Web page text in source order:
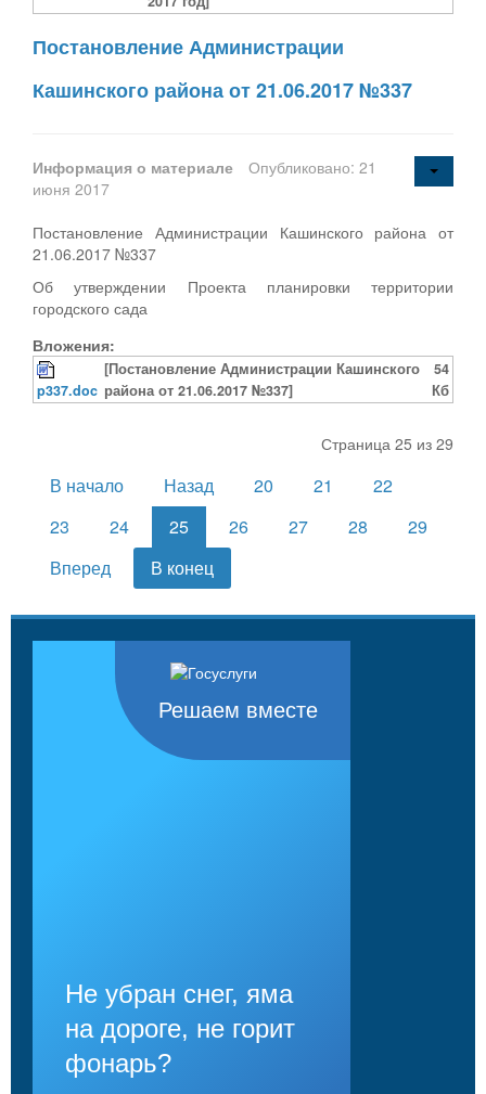
Постановление Администрации
Кашинского района от 21.06.2017 №337
Информация о материале
Опубликовано: 21
июня 2017
Постановление Администрации Кашинского района от
21.06.2017 №337
Об утверждении Проекта планировки территории
городского сада
Вложения:
p337.doc
[Постановление Администрации Кашинского
района от 21.06.2017 №337]
54
Кб
Страница 25 из 29
В начало Назад 20 21
22
23
24 25 26 27 28
29
Вперед
В конец
Решаем вместе
Не убран снег, яма
на дороге, не горит
фонарь?